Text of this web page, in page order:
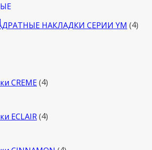
НАКЛАДКИ СЕРИИ YM 4
CREME 4товара
ECLAIR 44